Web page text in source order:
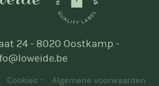
24 - 8020 Oostkamp -
Cookies Algemene voorwaarden